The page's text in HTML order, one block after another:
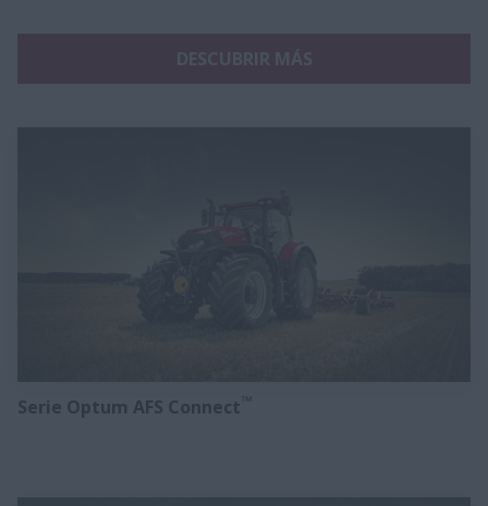
Serie Optum AFS Connect